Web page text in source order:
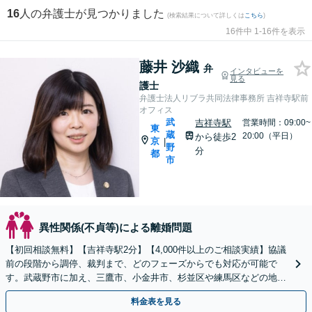
16 人の弁護士が見つかりました (検索結果について詳しくは こちら)
16件中 1-16件を表示
藤井 沙織 弁
護士
インタビューを
見る
弁護士法人リブラ共同法律事務所 吉祥寺駅前
オフィス
東
京
都
|
武
蔵
野
市
吉祥寺駅
から徒歩2
分
営業時間：09:00~
20:00（平日）
異性関係(不貞等)による離婚問題
【初回相談無料】【吉祥寺駅2分】【4,000件以上のご相談実績】協議
前の段階から調停、裁判まで、どのフェーズからでも対応が可能で
す。武蔵野市に加え、三鷹市、小金井市、杉並区や練馬区などの地域
にお住まいの方は、ぜひ当事務所にご相談ください。
料金表を見る